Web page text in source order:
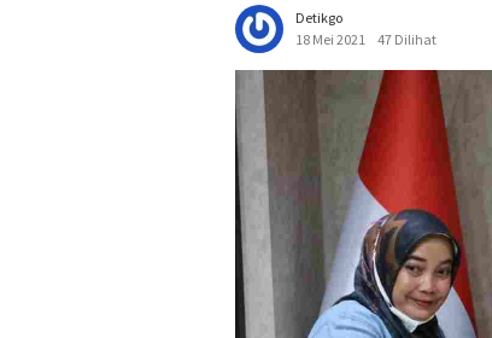
Detikgo
18 Mei 2021
47 Dilihat